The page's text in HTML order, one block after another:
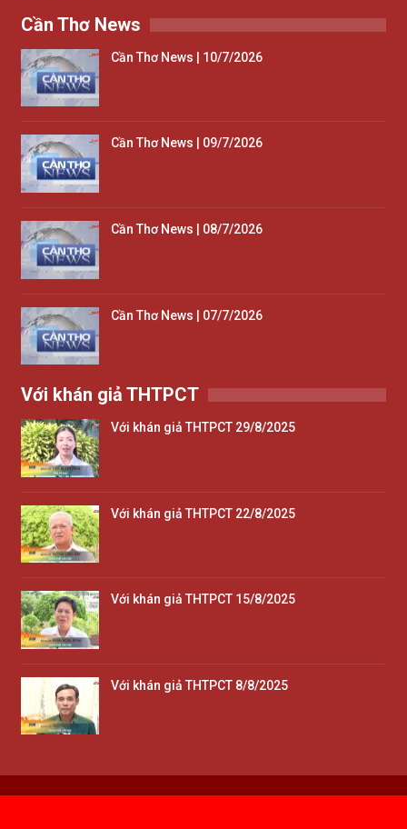
Cần Thơ News
Cần Thơ News | 10/7/2026
Cần Thơ News | 09/7/2026
Cần Thơ News | 08/7/2026
Cần Thơ News | 07/7/2026
Với khán giả THTPCT
Với khán giả THTPCT 29/8/2025
Với khán giả THTPCT 22/8/2025
Với khán giả THTPCT 15/8/2025
Với khán giả THTPCT 8/8/2025